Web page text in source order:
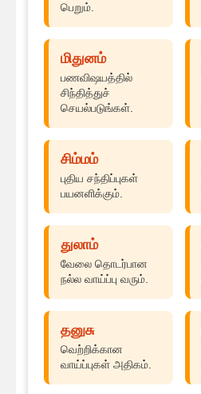
பெறும்.
மிதுனம்
பணவிஷயத்தில்
சிந்தித்துச்
செயல்படுங்கள்.
சிம்மம்
புதிய சந்திப்புகள்
பயனளிக்கும்.
துலாம்
வேலை தொடர்பான
நல்ல வாய்ப்பு வரும்.
தனுசு
வெற்றிக்கான
வாய்ப்புகள் அதிகம்.